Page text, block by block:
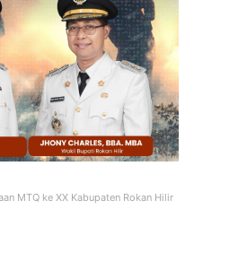
MTQ ke XX Kabupaten Rokan Hilir